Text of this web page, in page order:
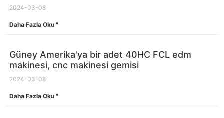
2024-03-08
Daha Fazla Oku "
Güney Amerika'ya bir adet 40HC FCL edm
makinesi, cnc makinesi gemisi
2024-03-08
Daha Fazla Oku "